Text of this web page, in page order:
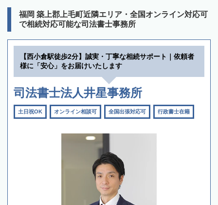
福岡 築上郡上毛町近隣エリア・全国オンライン対応可
で相続対応可能な司法書士事務所
【西小倉駅徒歩2分】誠実・丁寧な相続サポート｜依頼者
様に「安心」をお届けいたします
司法書士法人井星事務所
土日祝OK オンライン相談可 全国出張対応可 行政書士在籍